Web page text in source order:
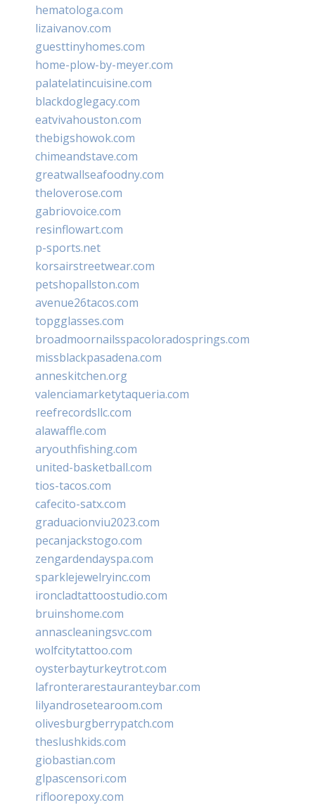
hematologa.com
lizaivanov.com
guesttinyhomes.com
home-plow-by-meyer.com
palatelatincuisine.com
blackdoglegacy.com
eatvivahouston.com
thebigshowok.com
chimeandstave.com
greatwallseafoodny.com
theloverose.com
gabriovoice.com
resinflowart.com
p-sports.net
korsairstreetwear.com
petshopallston.com
avenue26tacos.com
topgglasses.com
broadmoornailsspacoloradosprings.com
missblackpasadena.com
anneskitchen.org
valenciamarketytaqueria.com
reefrecordsllc.com
alawaffle.com
aryouthfishing.com
united-basketball.com
tios-tacos.com
cafecito-satx.com
graduacionviu2023.com
pecanjackstogo.com
zengardendayspa.com
sparklejewelryinc.com
ironcladtattoostudio.com
bruinshome.com
annascleaningsvc.com
wolfcitytattoo.com
oysterbayturkeytrot.com
lafronterarestauranteybar.com
lilyandrosetearoom.com
olivesburgberrypatch.com
theslushkids.com
giobastian.com
glpascensori.com
rifloorepoxy.com